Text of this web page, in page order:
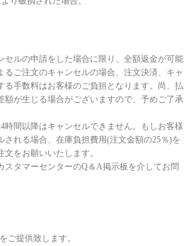
セルの申請をした場合に限り、全額返金が可能
ご注文のキャンセルの場合、注文決済、キャ
る手数料はお客様のご負担となります。尚、払
額が生じる場合がございますので、予めご了承
時間以降はキャンセルできません。もしお客様
れる場合、在庫負担費用(注文金額の25％)を
をお願いいたします。
スタマーセンターのQ＆A掲示板を介してお問
ご提供致します。